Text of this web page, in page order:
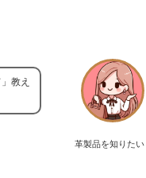
革製品を知りたい
教え